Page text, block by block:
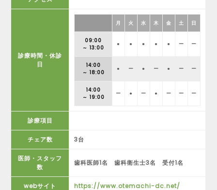
診療時間・休診
日
月 火 水 木 金 土 日
09:00
～ 13:00
● ● ● ● ● ー ー
14:00
～ 18:00
● ー ● ー ● ー ー
14:00
～ 19:00
ー ● ー ● ー ー ー
診療項目
チェア数 3台
医師・スタッフ
数
歯科医師1名 歯科衛生士3名 受付1名
webサイト https://www.otemachi-dc.net/